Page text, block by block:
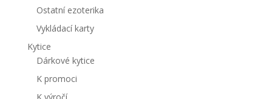
Ostatní ezoterika
Vykládací karty
Kytice
Dárkové kytice
K promoci